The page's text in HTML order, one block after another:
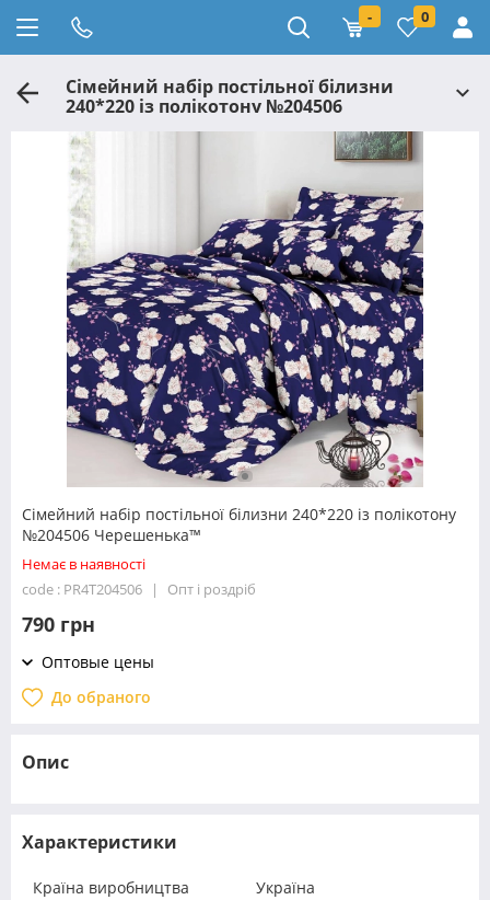
- 0
Сімейний набір постільної білизни
240*220 із полікотону №204506
Черешенька™
Сімейний набір постільної білизни 240*220 із полікотону
№204506 Черешенька™
Немає в наявності
code : PR4T204506
Опт і роздріб
790 грн
Оптовые цены
До обраного
Опис
Характеристики
Країна виробництва Україна